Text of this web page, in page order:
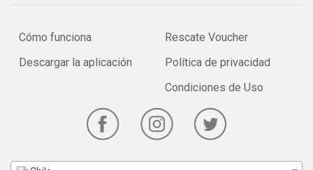
Cómo funciona
Descargar la aplicación
Rescate Voucher
Política de privacidad
Condiciones de Uso